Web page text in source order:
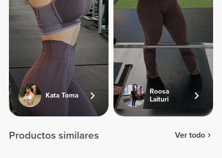
Kata Toma
Roosa
Laituri
Productos similares Ver todo